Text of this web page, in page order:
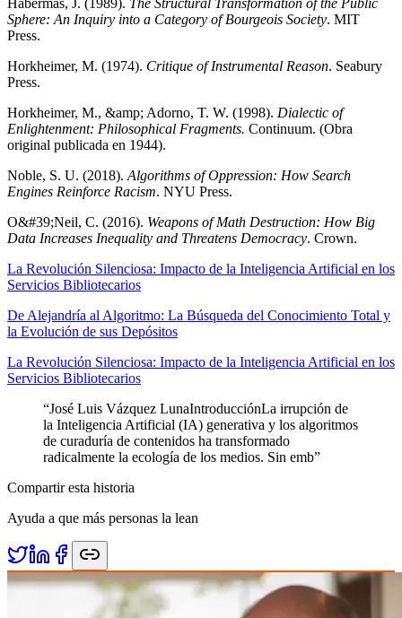
Sphere: An Inquiry into a Category of Bourgeois Society. MIT
Press.
Horkheimer, M. (1974). Critique of Instrumental Reason. Seabury
Press.
Horkheimer, M., &amp; Adorno, T. W. (1998). Dialectic of
Enlightenment: Philosophical Fragments. Continuum. (Obra
original publicada en 1944).
Noble, S. U. (2018). Algorithms of Oppression: How Search
Engines Reinforce Racism. NYU Press.
O&#39;Neil, C. (2016). Weapons of Math Destruction: How Big
Data Increases Inequality and Threatens Democracy. Crown.
La Revolución Silenciosa: Impacto de la Inteligencia Artificial en los
Servicios Bibliotecarios
De Alejandría al Algoritmo: La Búsqueda del Conocimiento Total y
la Evolución de sus Depósitos
La Revolución Silenciosa: Impacto de la Inteligencia Artificial en los
Servicios Bibliotecarios
“José Luis Vázquez LunaIntroducciónLa irrupción de
la Inteligencia Artificial (IA) generativa y los algoritmos
de curaduría de contenidos ha transformado
radicalmente la ecología de los medios. Sin emb”
Compartir esta historia
Ayuda a que más personas la lean